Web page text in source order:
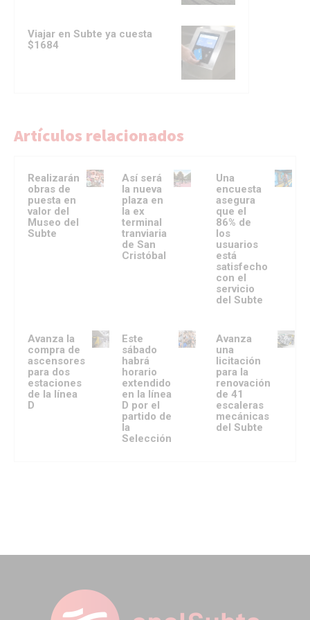
Viajar en Subte ya cuesta
$1684
Artículos relacionados
Realizarán
obras de
puesta en
valor del
Museo del
Subte
Así será
la nueva
plaza en
la ex
terminal
tranviaria
de San
Cristóbal
Una
encuesta
asegura
que el
86% de
los
usuarios
está
satisfecho
con el
servicio
del Subte
Avanza la
compra de
ascensores
para dos
estaciones
de la línea
D
Este
sábado
habrá
horario
extendido
en la línea
D por el
partido de
la
Selección
Avanza
una
licitación
para la
renovación
de 41
escaleras
mecánicas
del Subte